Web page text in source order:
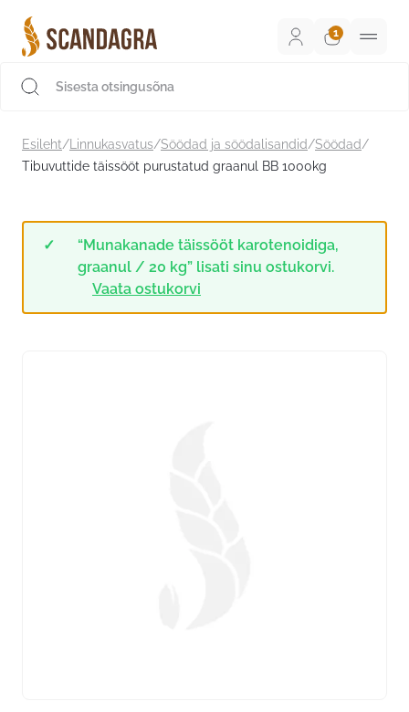
sisu
juurde
Esileht/ Linnukasvatus/Söödad ja söödalisandid/Söödad/
Tibuvuttide täissööt purustatud graanul BB 1000kg
“Munakanade täissööt karotenoidiga,
graanul / 20 kg” lisati sinu ostukorvi.
Vaata ostukorvi